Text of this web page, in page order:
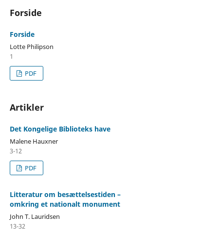
Forside
Forside
Lotte Philipson
1
PDF
Artikler
Det Kongelige Biblioteks have
Malene Hauxner
3-12
PDF
Litteratur om besættelsestiden –
omkring et nationalt monument
John T. Lauridsen
13-32